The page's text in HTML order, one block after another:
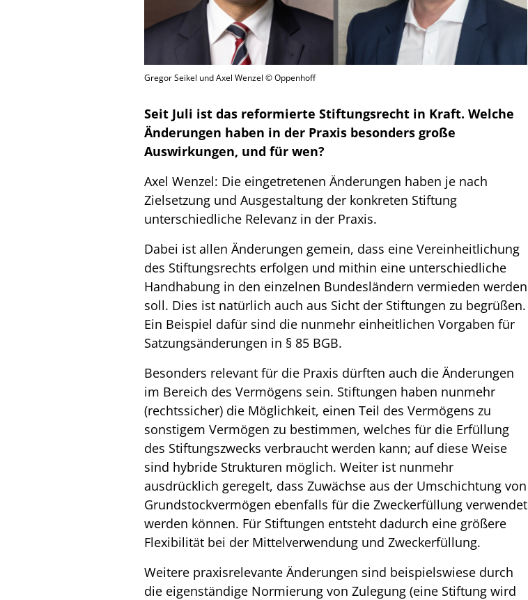
Gregor Seikel und Axel Wenzel © Oppenhoff
Seit Juli ist das reformierte Stiftungsrecht in Kraft. Welche
Änderungen haben in der Praxis besonders große
Auswirkungen, und für wen?
Axel Wenzel: Die eingetretenen Änderungen haben je nach
Zielsetzung und Ausgestaltung der konkreten Stiftung
unterschiedliche Relevanz in der Praxis.
Dabei ist allen Änderungen gemein, dass eine Vereinheitlichung
des Stiftungsrechts erfolgen und mithin eine unterschiedliche
Handhabung in den einzelnen Bundesländern vermieden werden
soll. Dies ist natürlich auch aus Sicht der Stiftungen zu begrüßen.
Ein Beispiel dafür sind die nunmehr einheitlichen Vorgaben für
Satzungsänderungen in § 85 BGB.
Besonders relevant für die Praxis dürften auch die Änderungen
im Bereich des Vermögens sein. Stiftungen haben nunmehr
(rechtssicher) die Möglichkeit, einen Teil des Vermögens zu
sonstigem Vermögen zu bestimmen, welches für die Erfüllung
des Stiftungszwecks verbraucht werden kann; auf diese Weise
sind hybride Strukturen möglich. Weiter ist nunmehr
ausdrücklich geregelt, dass Zuwächse aus der Umschichtung von
Grundstockvermögen ebenfalls für die Zweckerfüllung verwendet
werden können. Für Stiftungen entsteht dadurch eine größere
Flexibilität bei der Mittelverwendung und Zweckerfüllung.
Weitere praxisrelevante Änderungen sind beispielswiese durch
die eigenständige Normierung von Zulegung (eine Stiftung wird